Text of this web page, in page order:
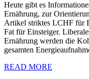
Heute gibt es
Ernährung, zur
Artikel striktes LCHF für
Fat für Einsteiger.
Ernährung werden die
gesamten
READ MORE